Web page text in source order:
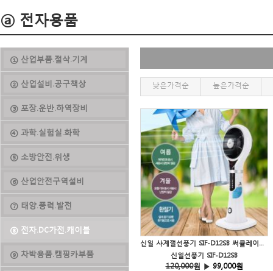
ⓐ 전자용품
① 산업부품.절삭.기계
② 산업설비.공구책상
③ 포장.운반.하역장비
④ 과학.실험실.화학
⑤ 소방안전.위생
⑥ 산업안전구역설비
⑦ 태양.풍력.발전
⑧ 전자.DC가전.캐이블
⑨ 차박용품.캠핑카부품
낮은가격순 높은가격순
신일 사계절선풍기 SIF-D12SB 써큘레이터선풍기 미스트 가습기선풍기
신일선풍기 SIF-D12SB
120,000원 ▶ 99,000원